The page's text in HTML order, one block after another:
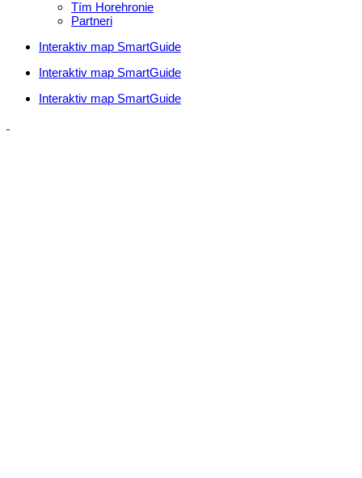
Tím Horehronie
Partneri
Interaktiv map SmartGuide
Interaktiv map SmartGuide
Interaktiv map SmartGuide